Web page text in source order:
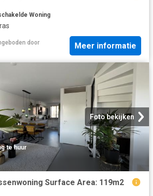
Woning
door
Meer informatie
Foto bekijken
·te huur
Surface Area: 119m2